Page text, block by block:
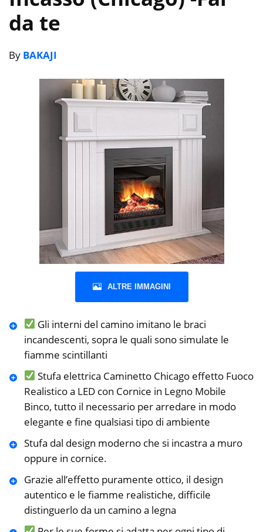
da te
By BAKAJI
ALTRE IMMAGINI
Gli interni del camino imitano le braci
incandescenti, sopra le quali sono simulate le
fiamme scintillanti
Stufa elettrica Caminetto Chicago effetto Fuoco
Realistico a LED con Cornice in Legno Mobile
Binco, tutto il necessario per arredare in modo
elegante e fine qualsiasi tipo di ambiente
Stufa dal design moderno che si incastra a muro
oppure in cornice.
Grazie all’effetto puramente ottico, il design
autentico e le fiamme realistiche, difficile
distinguerlo da un camino a legna